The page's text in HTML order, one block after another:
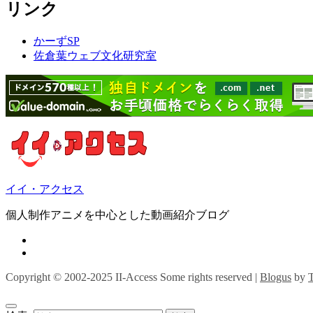
リンク
かーずSP
佐倉葉ウェブ文化研究室
イイ・アクセス
個人制作アニメを中心とした動画紹介ブログ
Copyright © 2002-2025 II-Access Some rights reserved | Blogus by